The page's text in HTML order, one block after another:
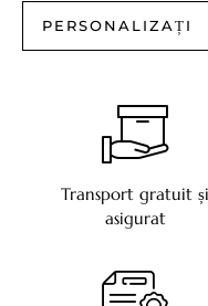
PERSONALIZAȚI
Transport gratuit și
asigurat